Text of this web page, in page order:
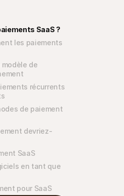
SaaS ?
les paiements
de
récurrents
de paiement
devriez-
SaaS
en tant que
pour SaaS